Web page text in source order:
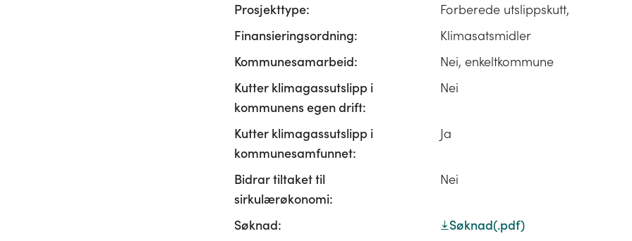
Prosjekttype:
Forberede utslippskutt,
Finansieringsordning:
Klimasatsmidler
Kommunesamarbeid:
Nei, enkeltkommune
Kutter klimagassutslipp i
kommunens egen drift:
Nei
Kutter klimagassutslipp i
kommunesamfunnet:
Ja
Bidrar tiltaket til
sirkulærøkonomi:
Nei
Søknad: Søknad(.pdf)